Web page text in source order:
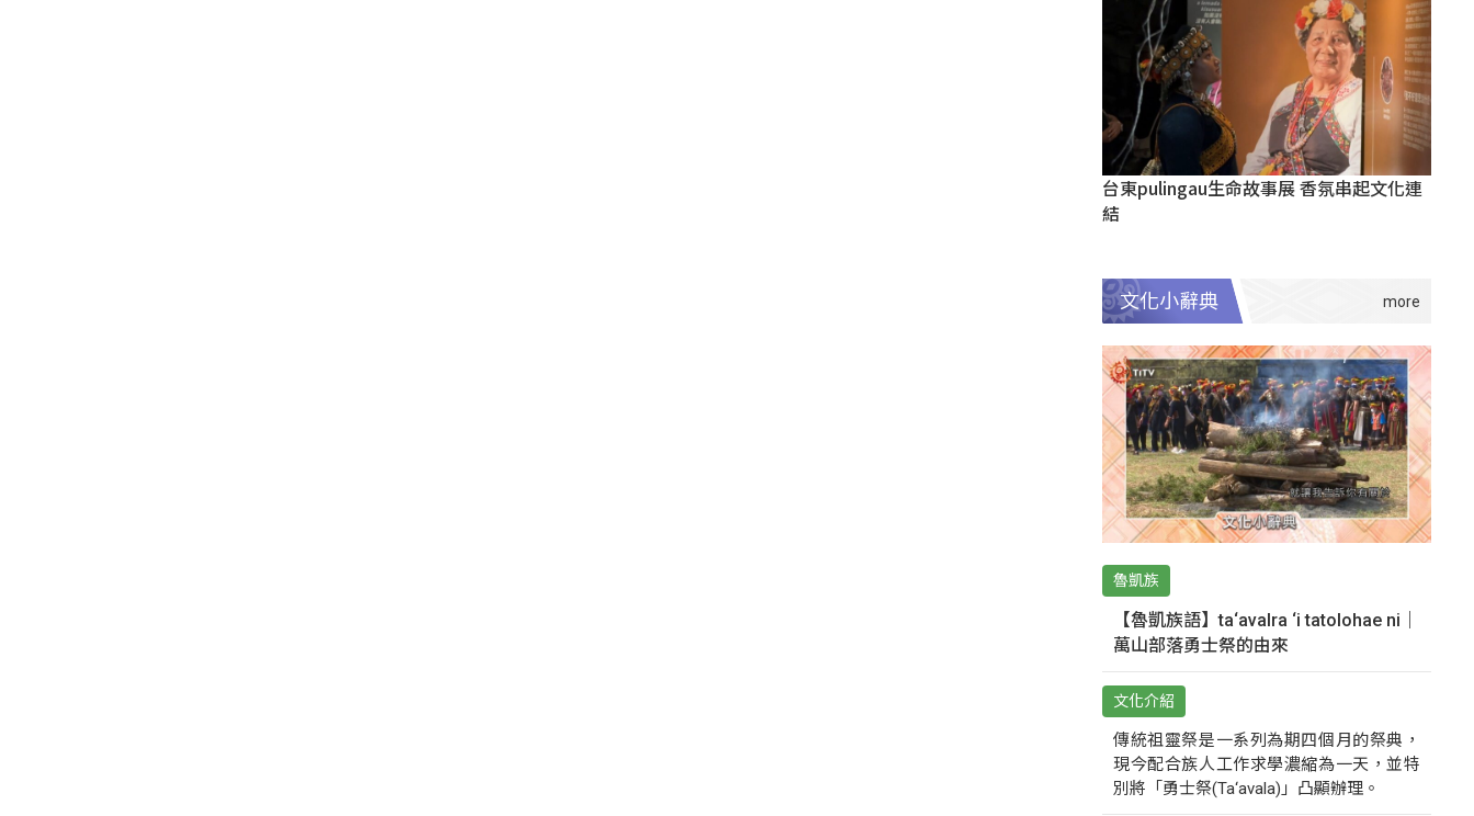
台東pulingau生命故事展 香氛串起文化連
結
文化小辭典
魯凱族
【魯凱族語】ta‘avalra ‘i tatolohae ni｜
萬山部落勇士祭的由來
文化介紹
傳統祖靈祭是一系列為期四個月的祭典，
現今配合族人工作求學濃縮為一天，並特
別將「勇士祭(Ta‘avala)」凸顯辦理。